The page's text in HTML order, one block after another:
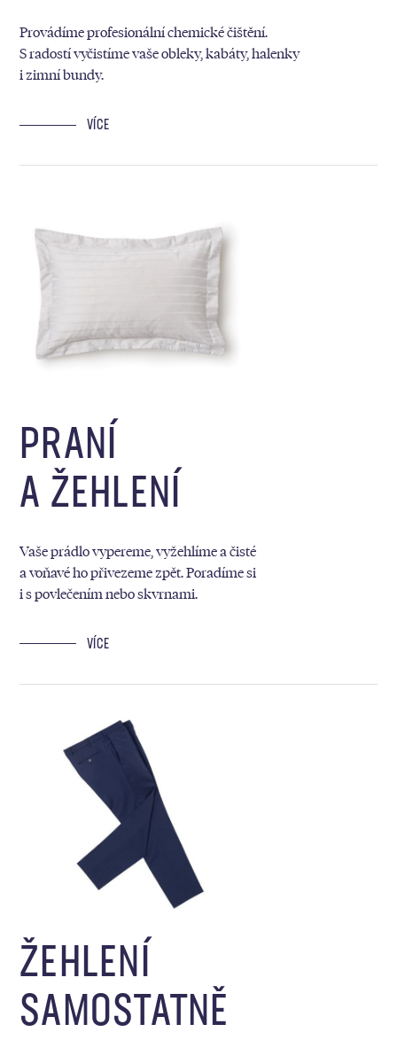
Provádíme profesionální chemické čištění.
S radostí vyčistíme vaše obleky, kabáty, halenky
i zimní bundy.
VÍCE
PRANÍ
A ŽEHLENÍ
Vaše prádlo vypereme, vyžehlíme a čisté
a voňavé ho přivezeme zpět. Poradíme si
i s povlečením nebo skvrnami.
VÍCE
ŽEHLENÍ
SAMOSTATNĚ